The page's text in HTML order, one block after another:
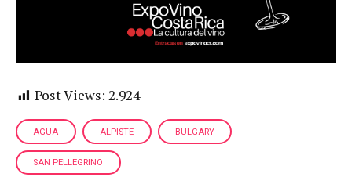
Post Views: 2.924
AGUA ALPISTE BULGARY
SAN PELLEGRINO